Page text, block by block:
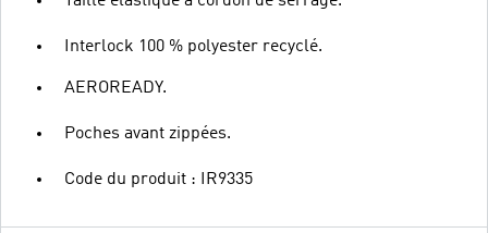
Interlock 100 % polyester recyclé.
AEROREADY.
Poches avant zippées.
Code du produit : IR9335